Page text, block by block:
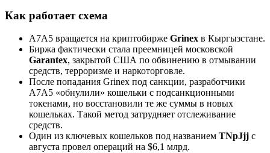
Как работает схема
A7A5 вращается на криптобирже Grinex в Кыргызстане.
Биржа фактически стала преемницей московской
Garantex, закрытой США по обвинению в отмывании
средств, терроризме и наркоторговле.
После попадания Grinex под санкции, разработчики
A7A5 «обнулили» кошельки с подсанкционными
токенами, но восстановили те же суммы в новых
кошельках. Такой метод затрудняет отслеживание
средств.
Один из ключевых кошельков под названием TNpJjj с
августа провел операций на $6,1 млрд.